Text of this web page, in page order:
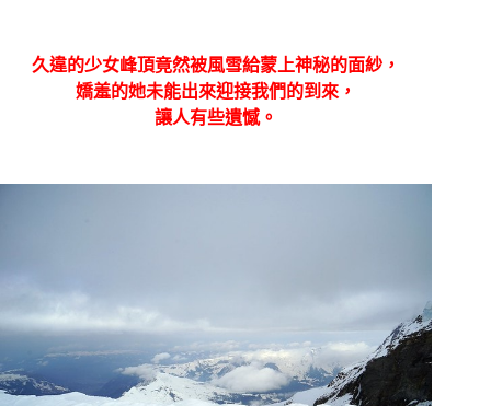
久違的少女峰頂竟然被風雪給蒙上神秘的面紗，
嬌羞的她未能出來迎接我們的到來，
讓人有些遺憾。